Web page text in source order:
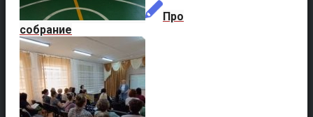
Про
собрание